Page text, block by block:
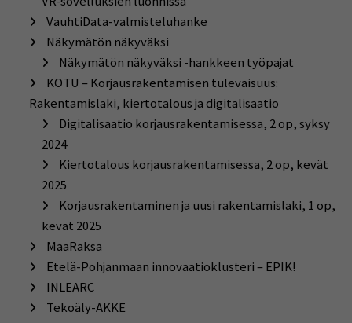
VauhtiData-valmisteluhanke
Näkymätön näkyväksi
Näkymätön näkyväksi -hankkeen työpajat
KOTU – Korjausrakentamisen tulevaisuus:
Rakentamislaki, kiertotalous ja digitalisaatio
Digitalisaatio korjausrakentamisessa, 2 op, syksy
2024
Kiertotalous korjausrakentamisessa, 2 op, kevät
2025
Korjausrakentaminen ja uusi rakentamislaki, 1 op,
kevät 2025
MaaRaksa
Etelä-Pohjanmaan innovaatioklusteri – EPIK!
INLEARC
Tekoäly-AKKE